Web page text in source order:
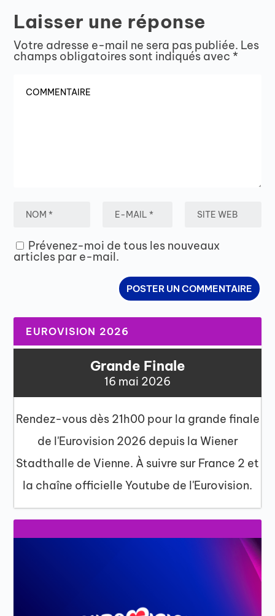
Laisser une réponse
Votre adresse e-mail ne sera pas publiée. Les
champs obligatoires sont indiqués avec *
Prévenez-moi de tous les nouveaux
articles par e-mail.
EUROVISION 2026
Grande Finale
16 mai 2026
Rendez-vous dès 21h00 pour la grande finale
de l'Eurovision 2026 depuis la Wiener
Stadthalle de Vienne. À suivre sur France 2 et
la chaîne officielle Youtube de l'Eurovision.